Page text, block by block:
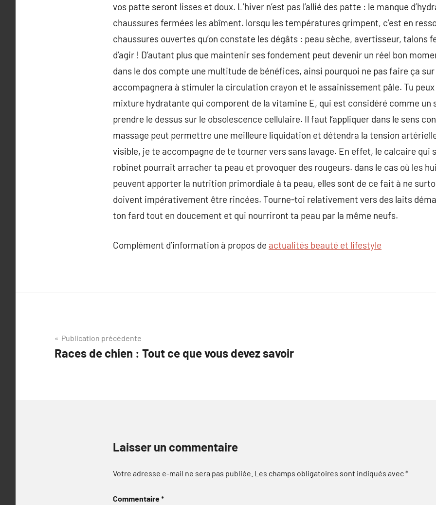
vos patte seront lisses et doux. L’hiver n’est pas l’allié des patte : le manque
chaussures fermées les abîment. lorsqu les températures grimpent, c’est en
chaussures ouvertes qu’on constate les dégâts : peau sèche, avertisseur,
d’agir ! D’autant plus que maintenir ses fondement peut devenir un réel bon
dans le dos compte une multitude de bénéfices, ainsi pourquoi ne pas faire ça sur
accompagnera à stimuler la circulation crayon et le assainissement pâle. Tu
mixture hydratante qui comporent de la vitamine E, qui est considéré comme un
prendre le dessus sur le obsolescence cellulaire. Il faut l’appliquer dans le sens
massage peut permettre une meilleure liquidation et détendra la tension
visible, je te accompagne de te tourner vers sans lavage. En effet, le calcaire qui
robinet pourrait arracher ta peau et provoquer des rougeurs. dans le cas où les
peuvent apporter la nutrition primordiale à ta peau, elles sont de ce fait à ne
doivent impérativement être rincées. Tourne-toi relativement vers des laits
ton fard tout en doucement et qui nourriront ta peau par la même neufs.
Complément d’information à propos de actualités beauté et lifestyle
Navigation
de
Publication précédente
Races de chien : Tout ce que vous devez savoir
Laisser un commentaire
Votre adresse e-mail ne sera pas publiée. Les champs obligatoires sont indiqués avec*
Commentaire*